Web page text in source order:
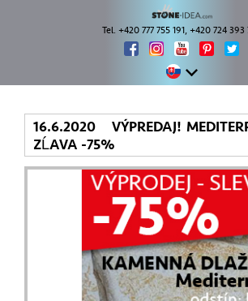
Tel. +420 777 755 191, +420 724 393
16.6.2020 VÝPREDAJ!
ZĹAVA -75%